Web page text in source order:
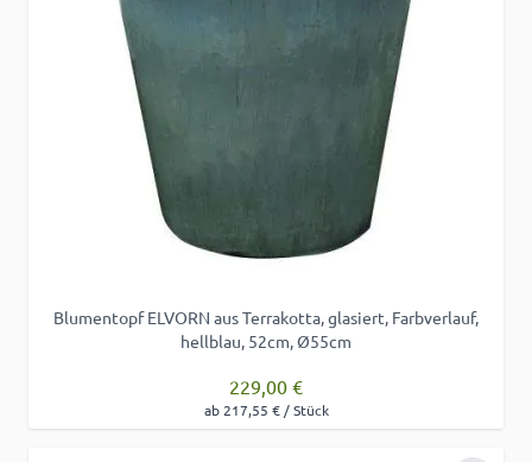
Blumentopf ELVORN aus Terrakotta, glasiert, Farbverlauf,
hellblau, 52cm, Ø55cm
229,00 €
ab 217,55 € / Stück